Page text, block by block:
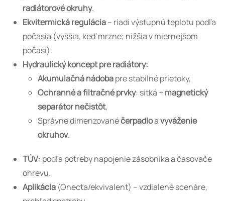
radiátorové okruhy.
Ekvitermická regulácia– riadi výstupnú teplotu podľa
počasia (vyššia, keď mrzne; nižšia v miernejšom
počasí).
Hydraulický koncept pre radiátory:
Akumulačná nádobapre stabilné prietoky,
Ochranné a filtračné prvky: sitká +magnetický
separátor nečistôt,
Správne dimenzovanéčerpadloavyváženie
okruhov.
TÚV: podľa potreby napojenie zásobníka a časovače
ohrevu.
Aplikácia (Onecta/ekvivalent) – vzdialené scenáre,